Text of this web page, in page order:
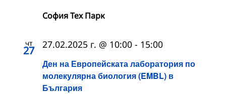
София Тех Парк
чт
27
Ден на Европейската лаборатория по
молекулярна биология (EMBL) в
България
27.02.2025 г. @ 10:00 - 15:00